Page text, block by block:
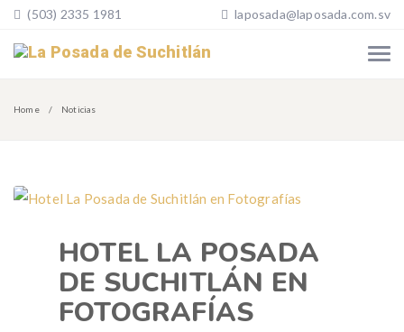
(503) 2335 1981 laposada@laposada.com.sv
Home Noticias
HOTEL LA POSADA
DE SUCHITLÁN EN
FOTOGRAFÍAS